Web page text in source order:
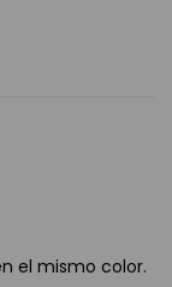
el mismo color.